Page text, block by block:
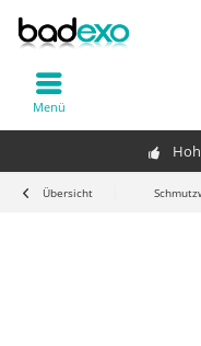
Menü
Übersicht